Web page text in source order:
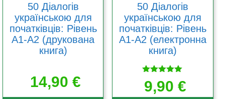
50 Діалогів
українською для
початківців: Рівень
А1-А2 (друкована
книга)
14,90€
50 Діалогів
українською для
початківців: Рівень
А1-А2 (електронна
книга)
Оцінено в
5.00
9,90 €